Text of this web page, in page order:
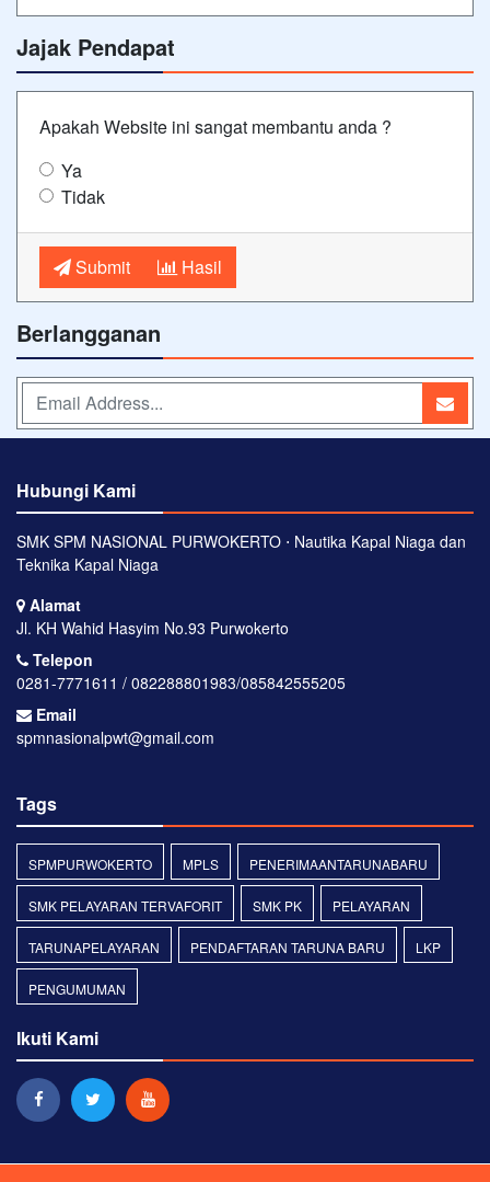
Jajak Pendapat
Apakah Website ini sangat membantu anda ?
Ya
Tidak
Submit Hasil
Berlangganan
Hubungi Kami
SMK SPM NASIONAL PURWOKERTO ⋅ Nautika Kapal Niaga dan
Teknika Kapal Niaga
Alamat
Jl. KH Wahid Hasyim No.93 Purwokerto
Telepon
0281-7771611 / 082288801983/085842555205
Email
spmnasionalpwt@gmail.com
Tags
SPMPURWOKERTO MPLS PENERIMAANTARUNABARU
SMK PELAYARAN TERVAFORIT SMK PK PELAYARAN
TARUNAPELAYARAN PENDAFTARAN TARUNA BARU LKP
PENGUMUMAN
Ikuti Kami